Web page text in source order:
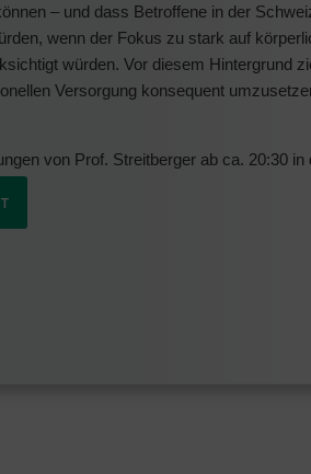
– und dass Betroffene in der
wenn der Fokus zu stark auf
würden. Vor diesem Hintergrund
Versorgung konsequent
von Prof. Streitberger ab ca. 20:30 in